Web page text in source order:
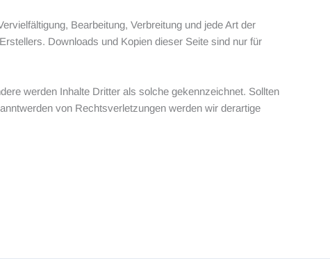
Bearbeitung, Verbreitung und jede Art der
Downloads und Kopien dieser Seite sind nur für
werden Inhalte Dritter als solche gekennzeichnet. Sollten
von Rechtsverletzungen werden wir derartige